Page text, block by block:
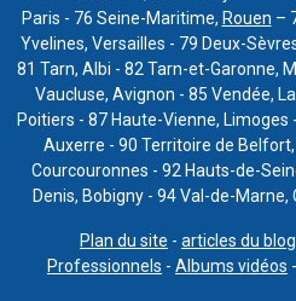
Paris - 76 Seine-Maritime, Rouen –
Yvelines, Versailles - 79 Deux-
81 Tarn, Albi - 82 Tarn-et-Garonne,
Vaucluse, Avignon - 85 Vendée,
Poitiers - 87 Haute-Vienne, Limoges
Auxerre - 90 Territoire de
Courcouronnes - 92 Hauts-de-
Denis, Bobigny - 94 Val-de-Marne,
Plan du site - articles du blog
Professionnels - Albums vidéos -